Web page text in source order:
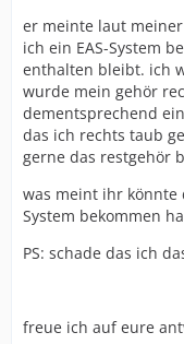
er meinte laut
ich ein EAS-System
enthalten bleibt. ich
wurde mein gehör
dementsprechend
das ich rechts taub
gerne das restgehör
was meint ihr könnte
System bekommen
PS: schade das ich
freue ich auf eure